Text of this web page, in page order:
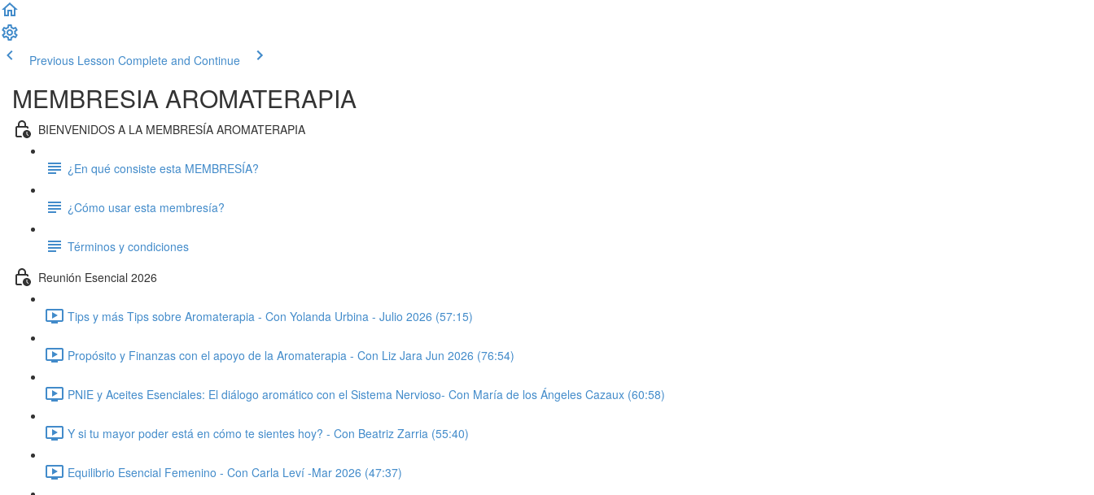
Previous Lesson Complete and Continue
MEMBRESIA AROMATERAPIA
BIENVENIDOS A LA MEMBRESÍA AROMATERAPIA
¿En qué consiste esta MEMBRESÍA?
¿Cómo usar esta membresía?
Términos y condiciones
Reunión Esencial 2026
Tips y más Tips sobre Aromaterapia - Con Yolanda Urbina - Julio 2026 (57:15)
Propósito y Finanzas con el apoyo de la Aromaterapia - Con Liz Jara Jun 2026 (76:54)
PNIE y Aceites Esenciales: El diálogo aromático con el Sistema Nervioso- Con María de los Ángeles Cazaux (60:58)
Y si tu mayor poder está en cómo te sientes hoy? - Con Beatriz Zarria (55:40)
Equilibrio Esencial Femenino - Con Carla Leví -Mar 2026 (47:37)